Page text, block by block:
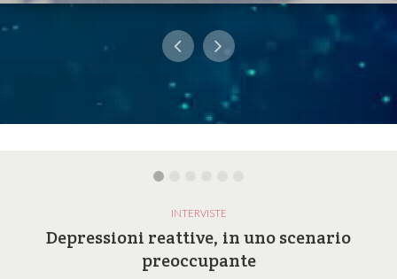
INTERVISTE
Depressioni reattive, in uno scenario
preoccupante